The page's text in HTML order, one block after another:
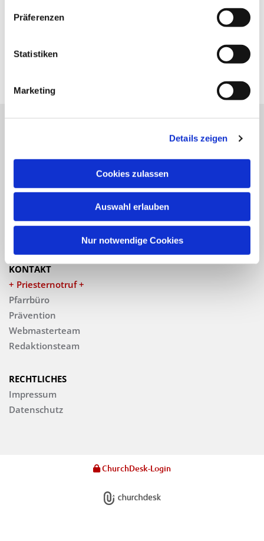
Präferenzen
Statistiken
Marketing
Details zeigen
Cookies zulassen
Auswahl erlauben
Nur notwendige Cookies
Pfarrei St. Benedikt Teltow-Fläming
Gottesdienste
KONTAKT
+ Priesternotruf +
Pfarrbüro
Prävention
Webmasterteam
Redaktionsteam
RECHTLICHES
Impressum
Datenschutz
ChurchDesk-Login